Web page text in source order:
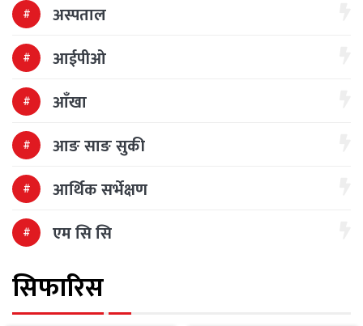
अस्पताल
आईपीओ
आँखा
आङ साङ सुकी
आर्थिक सर्भेक्षण
एम सि सि
सिफारिस